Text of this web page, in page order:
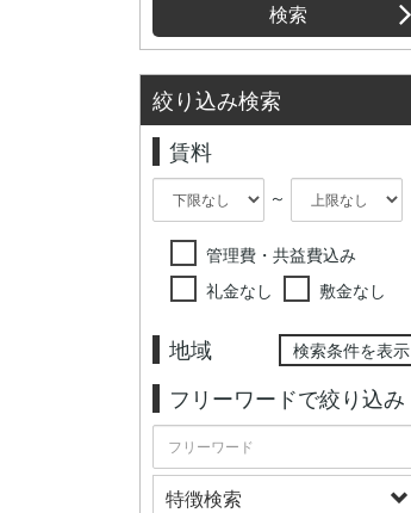
検索
絞り込み検索
賃料
～
管理費・共益費込み
礼金なし
敷金なし
地域 検索条件を表示
フリーワードで絞り込み
特徴検索